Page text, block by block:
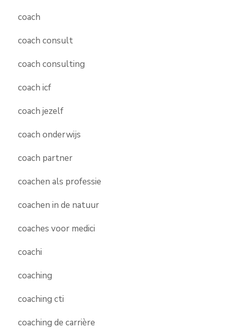
coach
coach consult
coach consulting
coach icf
coach jezelf
coach onderwijs
coach partner
coachen als professie
coachen in de natuur
coaches voor medici
coachi
coaching
coaching cti
coaching de carrière